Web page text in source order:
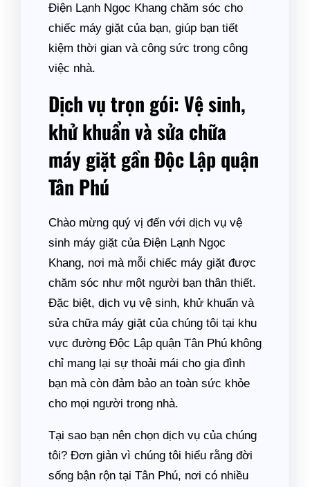
Điện Lạnh Ngọc Khang chăm sóc cho
chiếc máy giặt của bạn, giúp bạn tiết
kiệm thời gian và công sức trong công
việc nhà.
Dịch vụ trọn gói: Vệ sinh,
khử khuẩn và sửa chữa
máy giặt gần Độc Lập quận
Tân Phú
Chào mừng quý vị đến với dịch vụ vệ
sinh máy giặt của Điện Lạnh Ngọc
Khang, nơi mà mỗi chiếc máy giặt được
chăm sóc như một người bạn thân thiết.
Đặc biệt, dịch vụ vệ sinh, khử khuẩn và
sửa chữa máy giặt của chúng tôi tại khu
vực đường Độc Lập quận Tân Phú không
chỉ mang lại sự thoải mái cho gia đình
bạn mà còn đảm bảo an toàn sức khỏe
cho mọi người trong nhà.
Tại sao bạn nên chọn dịch vụ của chúng
tôi? Đơn giản vì chúng tôi hiểu rằng đời
sống bận rộn tại Tân Phú, nơi có nhiều